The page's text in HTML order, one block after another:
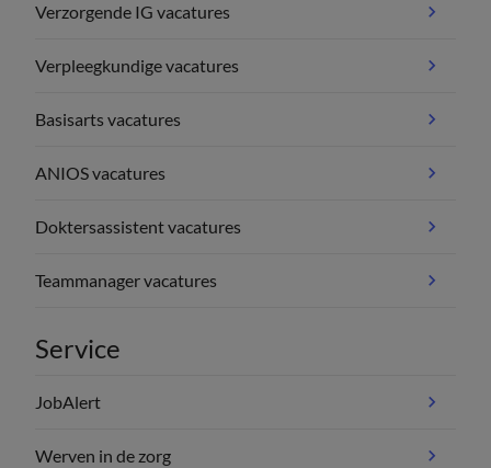
Verzorgende IG vacatures
Verpleegkundige vacatures
Basisarts vacatures
ANIOS vacatures
Doktersassistent vacatures
Teammanager vacatures
Service
JobAlert
Werven in de zorg